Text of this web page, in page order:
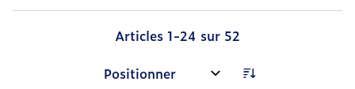
Articles 1-24 sur 52
Trier par: